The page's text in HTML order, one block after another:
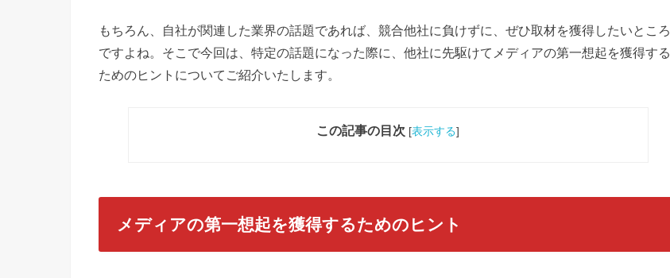
もちろん、自社が関連した業界の話題であれば、競合他社に負けずに、ぜひ取材を獲得したいところ
ですよね。そこで今回は、特定の話題になった際に、他社に先駆けてメディアの第一想起を獲得する
ためのヒントについてご紹介いたします。
この記事の目次 [表示する]
メディアの第一想起を獲得するためのヒント